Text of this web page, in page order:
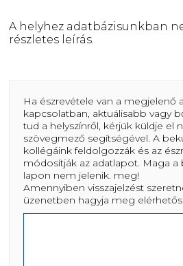
A helyhez adatbázisunkban
részletes leírás.
Ha észrevétele van a megjelenő
kapcsolatban, aktuálisabb vagy
tud a helyszínről, kérjük küldje el
szövegmező segítségével. A
kollégáink feldolgozzák és az
módosítják az adatlapot. Maga
lapon nem jelenik. meg!
Amennyiben visszajelzést
üzenetben hagyja meg